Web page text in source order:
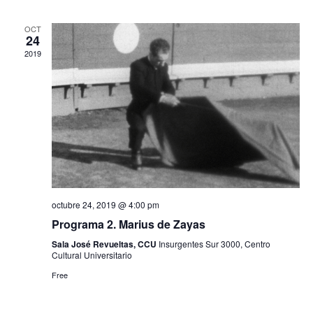
OCT
24
2019
octubre 24, 2019 @ 4:00 pm
Programa 2. Marius de Zayas
Sala José Revueltas, CCU Insurgentes Sur 3000, Centro
Cultural Universitario
Free